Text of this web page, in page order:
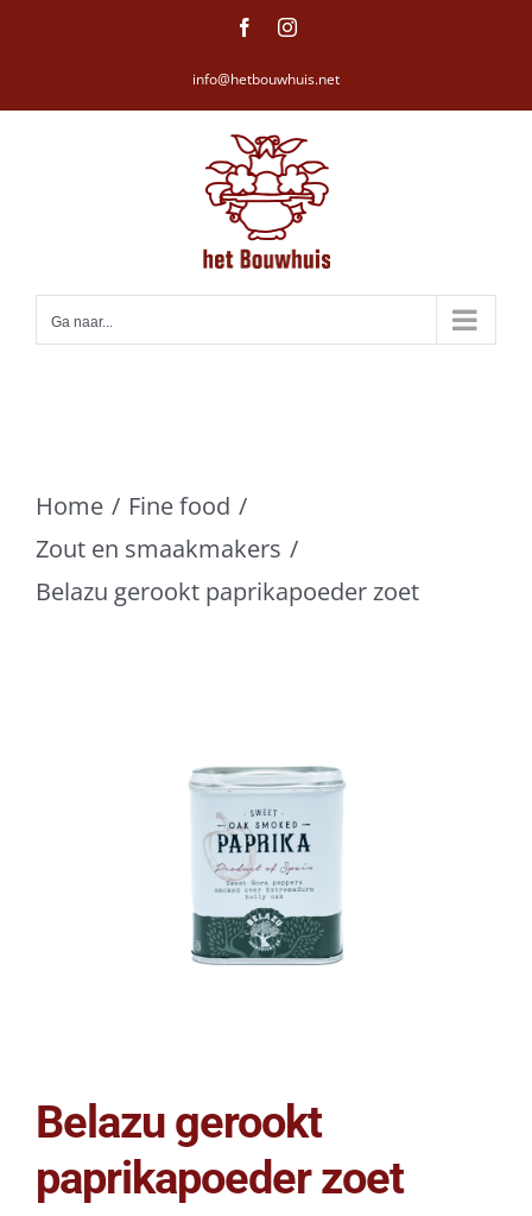
FacebookInstagram
info@hetbouwhuis.net
Ga naar...
Home
Fine food
Zout en smaakmakers
Belazu gerookt paprikapoeder zoet
Belazu gerookt
paprikapoeder zoet